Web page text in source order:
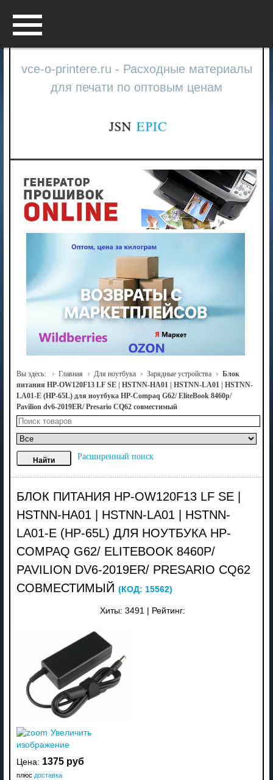
vce-o-printere.ru - Расходные материалы
для печати по оптовым ценам
Вы здесь: Главная Для ноутбука Зарядные устройства
Блок
питания HP-OW120F13 LF SE | HSTNN-HA01 | HSTNN-LA01 | HSTNN-
LA01-E (HP-65L) для ноутбука HP-Compaq G62/ EliteBook 8460p/
Pavilion dv6-2019ER/ Presario CQ62 совместимый
Расширенный поиск
БЛОК ПИТАНИЯ HP-OW120F13 LF SE |
HSTNN-HA01 | HSTNN-LA01 | HSTNN-
LA01-E (HP-65L) ДЛЯ НОУТБУКА HP-
COMPAQ G62/ ELITEBOOK 8460P/
PAVILION DV6-2019ER/ PRESARIO CQ62
СОВМЕСТИМЫЙ (КОД: 15562)
Хиты: 3491 Рейтинг:
Увеличить
изображение
Цена: 1375 руб
плюс доставка